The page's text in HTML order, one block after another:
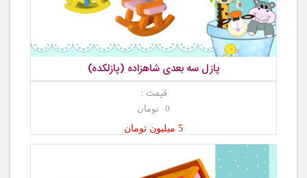
پازل سه بعدی شاهزاده (پازلکده)
قیمت :
0 تومان
5 میلیون تومان